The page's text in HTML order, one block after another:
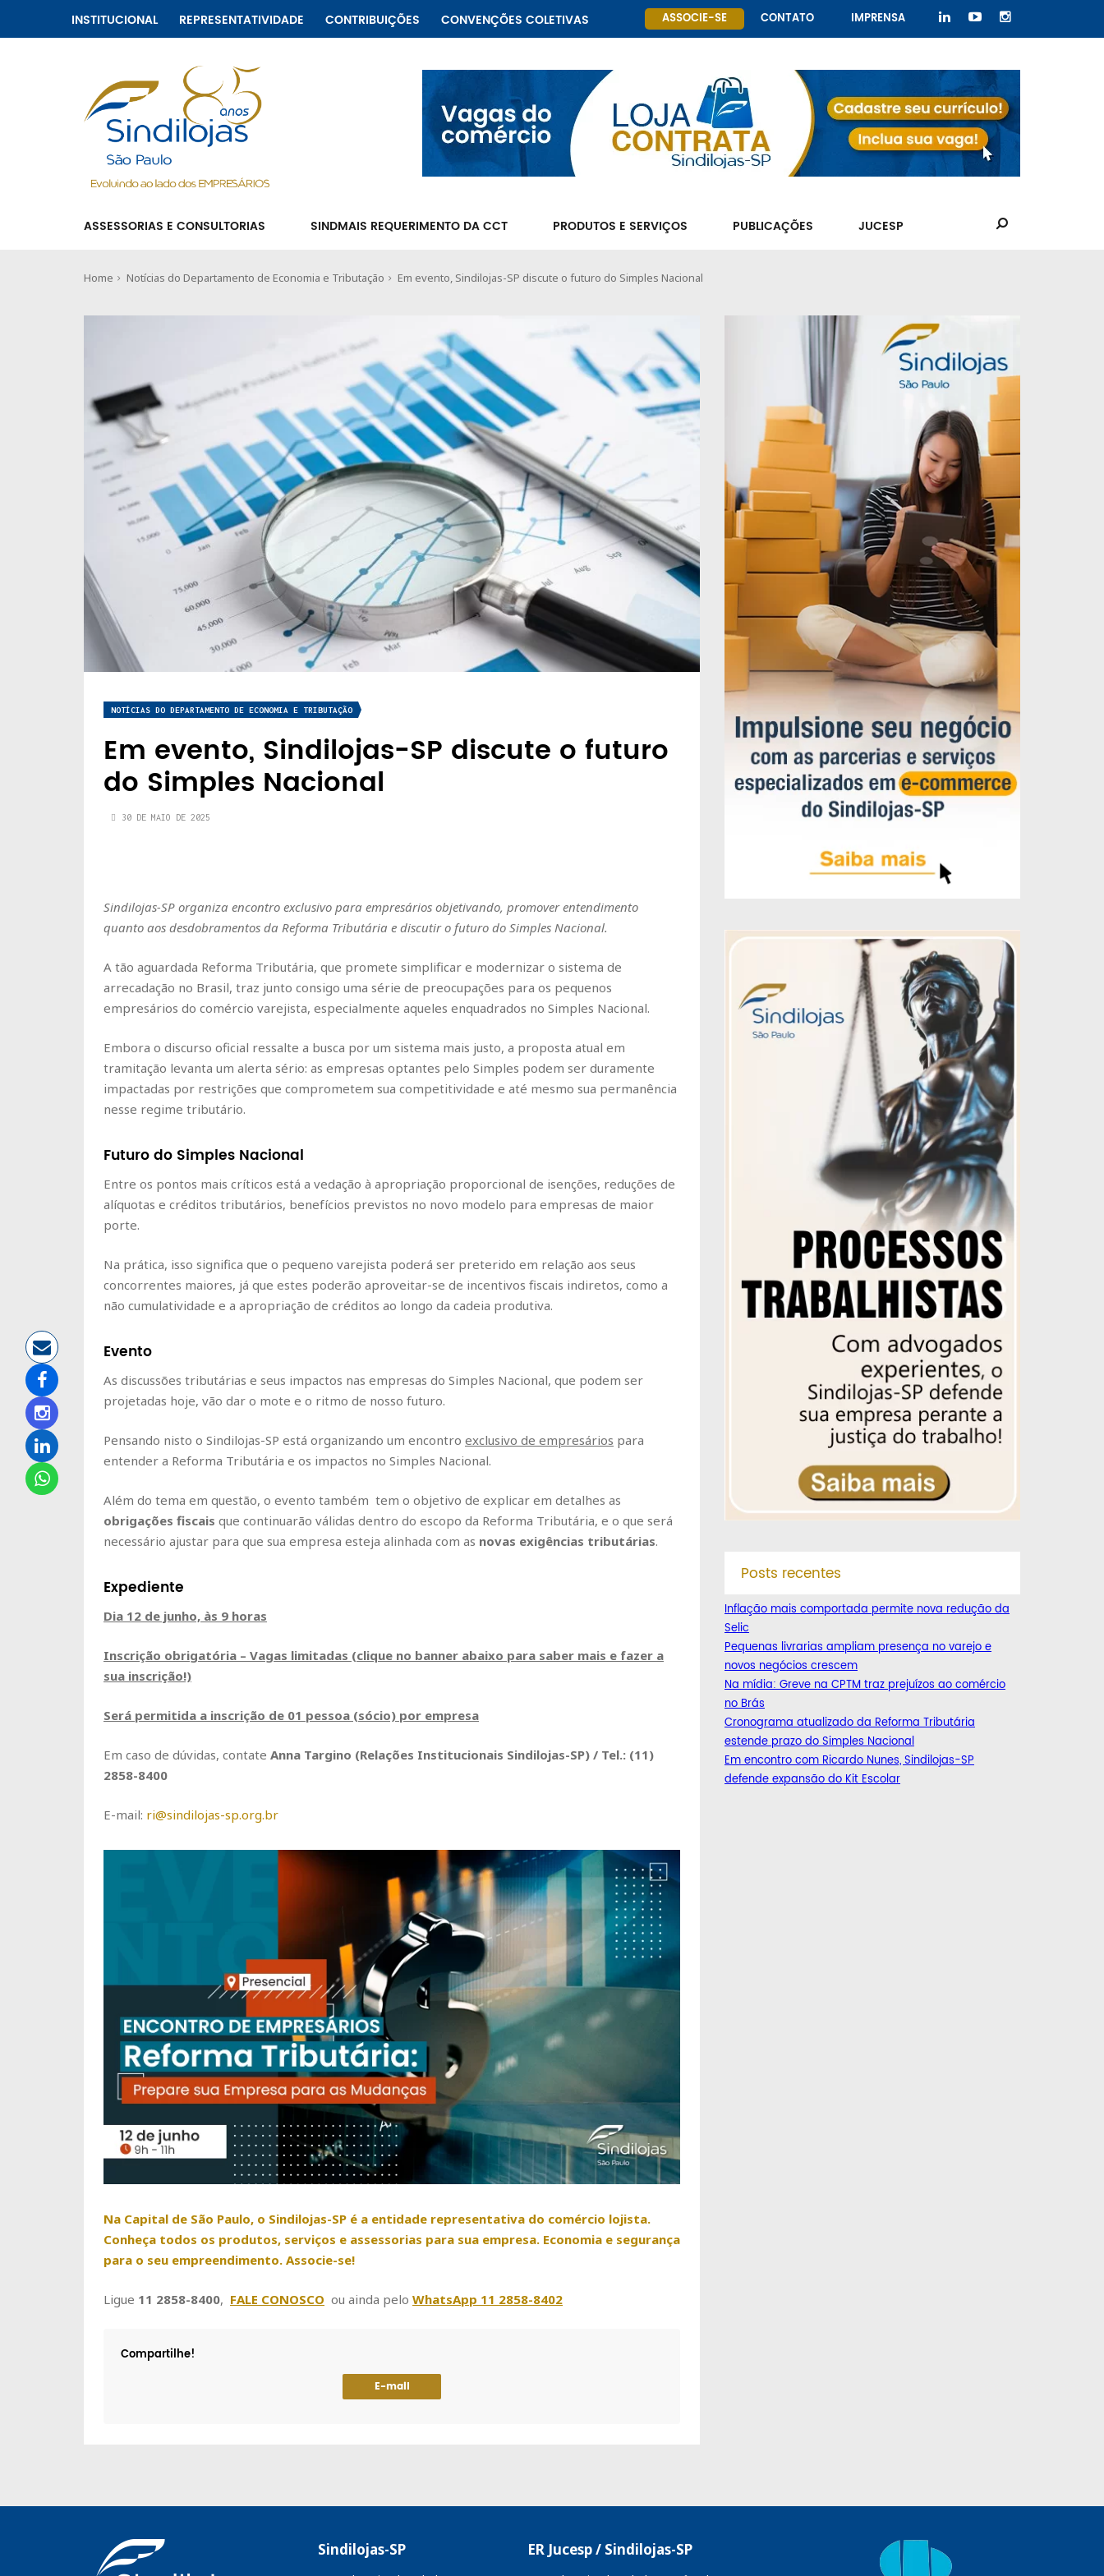
INSTITUCIONAL REPRESENTATIVIDADE CONTRIBUIÇÕES CONVENÇÕES COLETIVAS ASSOCIE-SE CONTATO IMPRENSA
ASSESSORIAS E CONSULTORIAS SINDMAIS REQUERIMENTO DA CCT PRODUTOS E SERVIÇOS PUBLICAÇÕES JUCESP
Home Notícias do Departamento de Economia e Tributação Em evento, Sindilojas-SP discute o futuro do Simples Nacional
NOTÍCIAS DO DEPARTAMENTO DE ECONOMIA E TRIBUTAÇÃO
Em evento, Sindilojas-SP discute o futuro
do Simples Nacional
30 DE MAIO DE 2025
Sindilojas-SP organiza encontro exclusivo para empresários objetivando, promover entendimento
quanto aos desdobramentos da Reforma Tributária e discutir o futuro do Simples Nacional.
A tão aguardada Reforma Tributária, que promete simplificar e modernizar o sistema de
arrecadação no Brasil, traz junto consigo uma série de preocupações para os pequenos
empresários do comércio varejista, especialmente aqueles enquadrados no Simples Nacional.
Embora o discurso oficial ressalte a busca por um sistema mais justo, a proposta atual em
tramitação levanta um alerta sério: as empresas optantes pelo Simples podem ser duramente
impactadas por restrições que comprometem sua competitividade e até mesmo sua permanência
nesse regime tributário.
Futuro do Simples Nacional
Entre os pontos mais críticos está a vedação à apropriação proporcional de isenções, reduções de
alíquotas e créditos tributários, benefícios previstos no novo modelo para empresas de maior
porte.
Na prática, isso significa que o pequeno varejista poderá ser preterido em relação aos seus
concorrentes maiores, já que estes poderão aproveitar-se de incentivos fiscais indiretos, como a
não cumulatividade e a apropriação de créditos ao longo da cadeia produtiva.
Evento
As discussões tributárias e seus impactos nas empresas do Simples Nacional, que podem ser
projetadas hoje, vão dar o mote e o ritmo de nosso futuro.
Pensando nisto o Sindilojas-SP está organizando um encontro exclusivo de empresários para
entender a Reforma Tributária e os impactos no Simples Nacional.
Além do tema em questão, o evento também tem o objetivo de explicar em detalhes as
obrigações fiscais que continuarão válidas dentro do escopo da Reforma Tributária, e o que será
necessário ajustar para que sua empresa esteja alinhada com as novas exigências tributárias.
Expediente
Dia 12 de junho, às 9 horas
Inscrição obrigatória – Vagas limitadas (clique no banner abaixo para saber mais e fazer a
sua inscrição!)
Será permitida a inscrição de 01 pessoa (sócio) por empresa
Em caso de dúvidas, contate Anna Targino (Relações Institucionais Sindilojas-SP) / Tel.: (11)
2858-8400
E-mail: ri@sindilojas-sp.org.br
Na Capital de São Paulo, o Sindilojas-SP é a entidade representativa do comércio lojista.
Conheça todos os produtos, serviços e assessorias para sua empresa. Economia e segurança
para o seu empreendimento. Associe-se!
Ligue 11 2858-8400, FALE CONOSCO ou ainda pelo WhatsApp 11 2858-8402
Compartilhe!
E-mail
Posts recentes
Inflação mais comportada permite nova redução da
Selic
Pequenas livrarias ampliam presença no varejo e
novos negócios crescem
Na mídia: Greve na CPTM traz prejuízos ao comércio
no Brás
Cronograma atualizado da Reforma Tributária
estende prazo do Simples Nacional
Em encontro com Ricardo Nunes, Sindilojas-SP
defende expansão do Kit Escolar
Sindilojas-SP ER Jucesp / Sindilojas-SP